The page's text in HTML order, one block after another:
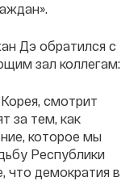
Дэ обратился с
зал коллегам:
смотрит
за тем, как
которое мы
Республики
что демократия в